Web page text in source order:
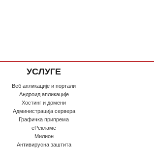
УСЛУГЕ
Веб апликације и портали
Андроид апликације
Хостинг и домени
Администрација сервера
Графичка припрема
еРекламе
Милион
Антивирусна заштита